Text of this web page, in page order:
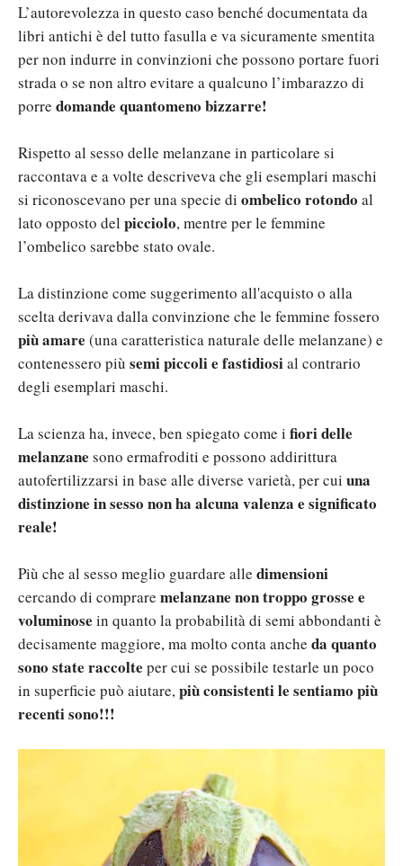
L’autorevolezza in questo caso benché documentata da
libri antichi è del tutto fasulla e va sicuramente smentita
per non indurre in convinzioni che possono portare fuori
strada o se non altro evitare a qualcuno l’imbarazzo di
porre domande quantomeno bizzarre!
Rispetto al sesso delle melanzane in particolare si
raccontava e a volte descriveva che gli esemplari maschi
si riconoscevano per una specie di ombelico rotondo al
lato opposto del picciolo, mentre per le femmine
l’ombelico sarebbe stato ovale.
La distinzione come suggerimento all'acquisto o alla
scelta derivava dalla convinzione che le femmine fossero
più amare (una caratteristica naturale delle melanzane) e
contenessero più semi piccoli e fastidiosial contrario
degli esemplari maschi.
La scienza ha, invece, ben spiegato come i fiori delle
melanzane sono ermafroditi e possono addirittura
autofertilizzarsi in base alle diverse varietà, per cui una
distinzione in sesso non ha alcuna valenza e significato
reale!
Più che al sesso meglio guardare alle dimensioni
cercando di comprare melanzane non troppo grosse e
voluminose in quanto la probabilità di semi abbondanti è
decisamente maggiore, ma molto conta anche da quanto
sono state raccolte per cui se possibile testarle un poco
in superficie può aiutare,più consistenti le sentiamo più
recenti sono!!!